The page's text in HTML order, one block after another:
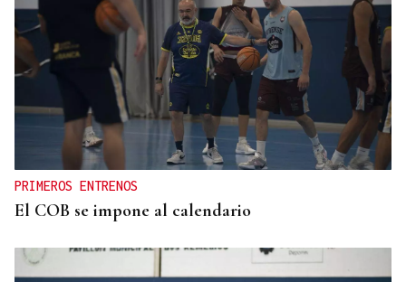
PRIMEROS ENTRENOS
El COB se impone al calendario